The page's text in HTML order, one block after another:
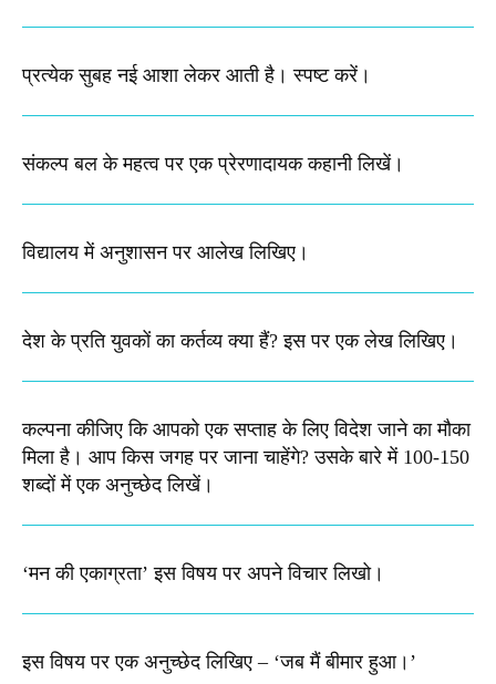
प्रत्येक सुबह नई आशा लेकर आती है। स्पष्ट करें​।
संकल्प बल के महत्व पर एक प्रेरणादायक कहानी लिखें।
विद्यालय में अनुशासन पर आलेख लिखिए।
देश के प्रति युवकों का कर्तव्य क्या हैं? इस पर एक लेख लिखिए।
कल्पना कीजिए कि आपको एक सप्ताह के लिए विदेश जाने का मौका
मिला है। आप किस जगह पर जाना चाहेंगे? उसके बारे में 100-150
शब्दों में एक अनुच्छेद लिखें।
‘मन की एकाग्रता’ इस विषय पर अपने विचार लिखो।
इस विषय पर एक अनुच्छेद लिखिए – ‘जब मैं बीमार हुआ।’